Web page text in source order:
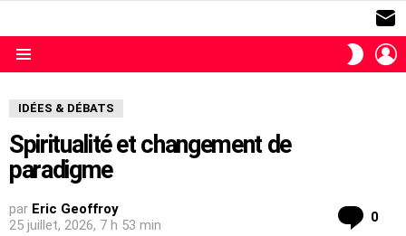
SKIN
IDÉES & DÉBATS
Spiritualité et changement de
paradigme
par Eric Geoffroy
25 juillet, 2026, 7 h 53 min
0